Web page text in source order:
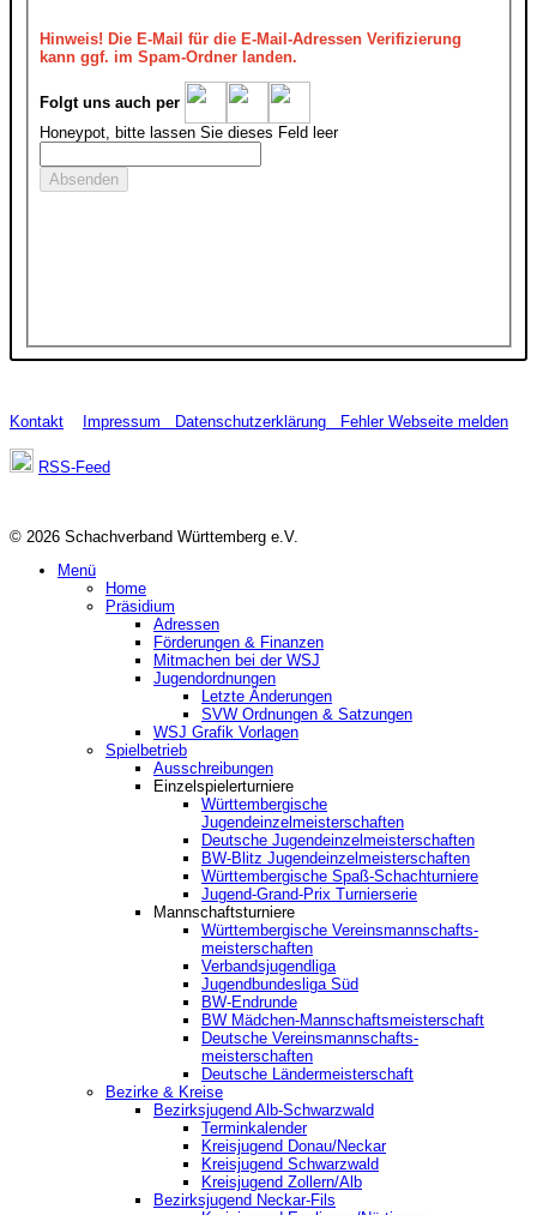
Hinweis!Die E-Mail für die E-Mail-Adressen Verifizierung
kann ggf. im Spam-Ordner landen.
Folgt uns auch per
Honeypot, bitte lassen Sie dieses Feld leer
Kontakt Impressum Datenschutzerklärung Fehler Webseite melden
RSS-Feed
© 2026 Schachverband Württemberg e.V.
Menü
Home
Präsidium
Adressen
Förderungen & Finanzen
Mitmachen bei der WSJ
Jugendordnungen
Letzte Änderungen
SVW Ordnungen & Satzungen
WSJ Grafik Vorlagen
Spielbetrieb
Ausschreibungen
Einzelspielerturniere
Württembergische
Jugendeinzelmeisterschaften
Deutsche Jugendeinzelmeisterschaften
BW-Blitz Jugendeinzelmeisterschaften
Württembergische Spaß-Schachturniere
Jugend-Grand-Prix Turnierserie
Mannschaftsturniere
Württembergische Vereinsmannschafts-
meisterschaften
Verbandsjugendliga
Jugendbundesliga Süd
BW-Endrunde
BW Mädchen-Mannschaftsmeisterschaft
Deutsche Vereinsmannschafts-
meisterschaften
Deutsche Ländermeisterschaft
Bezirke & Kreise
Bezirksjugend Alb-Schwarzwald
Terminkalender
Kreisjugend Donau/Neckar
Kreisjugend Schwarzwald
Kreisjugend Zollern/Alb
Bezirksjugend Neckar-Fils